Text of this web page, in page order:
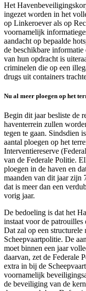
Het
ingezet worden in het
op Linkeroever als op
voornamelijk
aandacht op bepaalde
de beschikbare
van hun opdracht is
criminelen die op een
drugs uit containers
Nu al meer ploegen op het
Begin dit jaar besliste de
haventerrein zullen
tegen te gaan. Sindsdien
aantal ploegen op het
Interventiereserve
van de Federale Politie.
ploegen in de haven en
maanden van dit jaar zijn
dat is meer dan een
vorig jaar.
De bedoeling is dat het
instaat voor de
Dat zal op een structurele
Scheepvaartpolitie. De
moet binnen een jaar
daarvan, zet de Federale
extra in bij de
voornamelijk
de beveiliging van de